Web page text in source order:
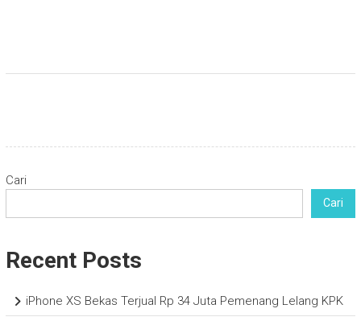
Cari
Cari
Recent Posts
iPhone XS Bekas Terjual Rp 34 Juta Pemenang Lelang KPK